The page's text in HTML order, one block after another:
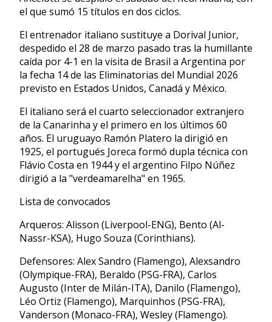
el que sumó 15 títulos en dos ciclos.
El entrenador italiano sustituye a Dorival Junior,
despedido el 28 de marzo pasado tras la humillante
caída por 4-1 en la visita de Brasil a Argentina por
la fecha 14 de las Eliminatorias del Mundial 2026
previsto en Estados Unidos, Canadá y México.
El italiano será el cuarto seleccionador extranjero
de la Canarinha y el primero en los últimos 60
años. El uruguayo Ramón Platero la dirigió en
1925, el portugués Joreca formó dupla técnica con
Flávio Costa en 1944 y el argentino Filpo Núñez
dirigió a la "verdeamarelha" en 1965.
Lista de convocados
Arqueros: Alisson (Liverpool-ENG), Bento (Al-
Nassr-KSA), Hugo Souza (Corinthians).
Defensores: Alex Sandro (Flamengo), Alexsandro
(Olympique-FRA), Beraldo (PSG-FRA), Carlos
Augusto (Inter de Milán-ITA), Danilo (Flamengo),
Léo Ortiz (Flamengo), Marquinhos (PSG-FRA),
Vanderson (Monaco-FRA), Wesley (Flamengo).